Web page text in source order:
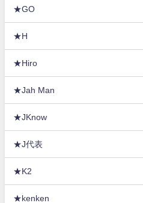
★GO
★H
★Hiro
★Jah Man
★JKnow
★J代表
★K2
★kenken